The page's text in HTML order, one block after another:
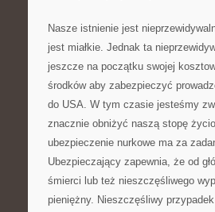
Nasze istnienie jest
jest miałkie. Jednak ta
jeszcze na początku swojej
środków aby zabezpieczyć
do USA. W tym czasie jesteśmy
znacznie obniżyć naszą stopę
ubezpieczenie nurkowe ma za
Ubezpieczający zapewnia, że od
śmierci lub też nieszczęśliwego
pieniężny. Nieszczęśliwy